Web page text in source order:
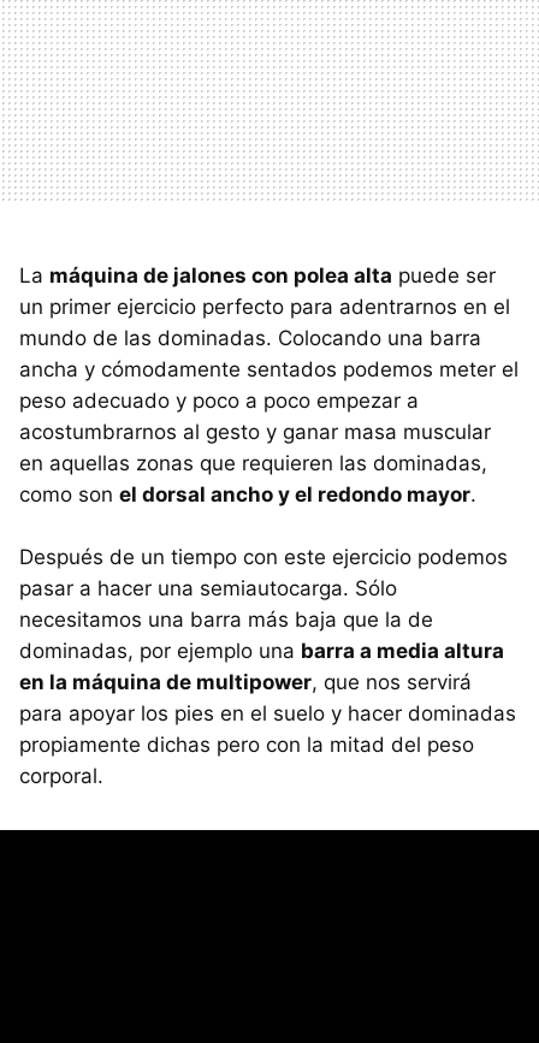
La máquina de jalones con polea alta puede ser
un primer ejercicio perfecto para adentrarnos en el
mundo de las dominadas. Colocando una barra
ancha y cómodamente sentados podemos meter el
peso adecuado y poco a poco empezar a
acostumbrarnos al gesto y ganar masa muscular
en aquellas zonas que requieren las dominadas,
como son el dorsal ancho y el redondo mayor.
Después de un tiempo con este ejercicio podemos
pasar a hacer una semiautocarga. Sólo
necesitamos una barra más baja que la de
dominadas, por ejemplo una barra a media altura
en la máquina de multipower, que nos servirá
para apoyar los pies en el suelo y hacer dominadas
propiamente dichas pero con la mitad del peso
corporal.